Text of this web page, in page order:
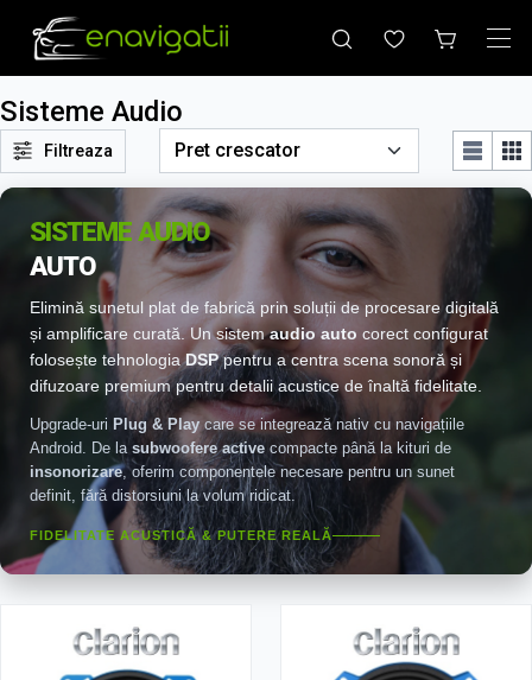
Sisteme Audio
Filtreaza
SISTEME AUDIO
AUTO
Elimină sunetul plat de fabrică prin soluții de procesare digitală
și amplificare curată. Un sistemaudio auto corect configurat
folosește tehnologiaDSPpentru a centra scena sonoră și
difuzoare premium pentru detalii acustice de înaltă fidelitate.
Upgrade-uri Plug & Play care se integrează nativ cu navigațiile
Android. De la subwoofere active compacte până la kituri de
insonorizare, oferim componentele necesare pentru un sunet
definit, fără distorsiuni la volum ridicat.
FIDELITATE ACUSTICĂ & PUTERE REALĂ